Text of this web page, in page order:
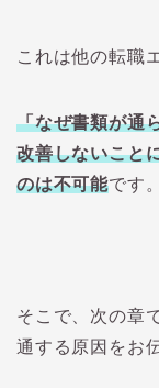
これは他の転職
「なぜ書類が通
改善しないこと
のは不可能です。
そこで、次の章
通する原因をお